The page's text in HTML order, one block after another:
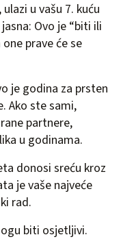
u vašu 7. kuću
Ovo je “biti ili
prave će se
je godina za prsten
Ako ste sami,
partnere,
u godinama.
donosi sreću kroz
je vaše najveće
rad.
biti osjetljivi.